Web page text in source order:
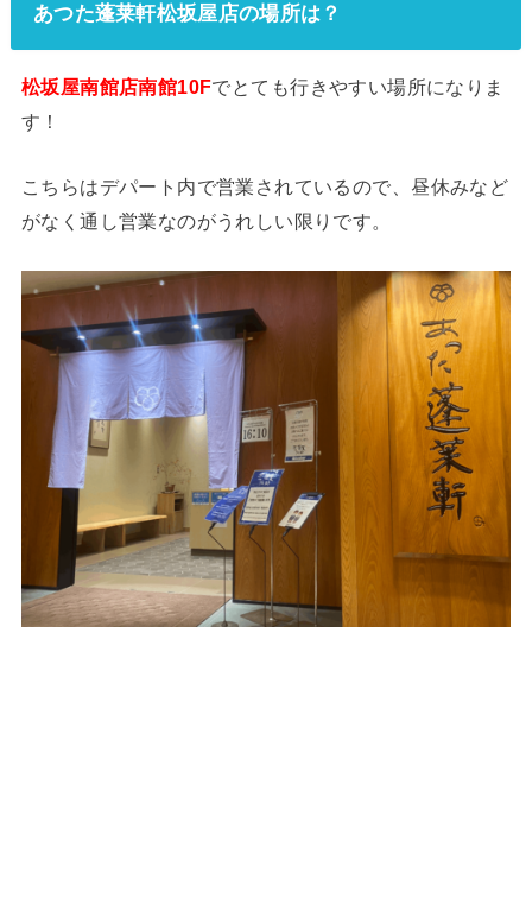
あつた蓬莱軒松坂屋店の場所は？
松坂屋南館店南館10Fでとても行きやすい場所になりま
す！
こちらはデパート内で営業されているので、昼休みなど
がなく通し営業なのがうれしい限りです。